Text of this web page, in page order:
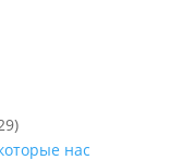
нас